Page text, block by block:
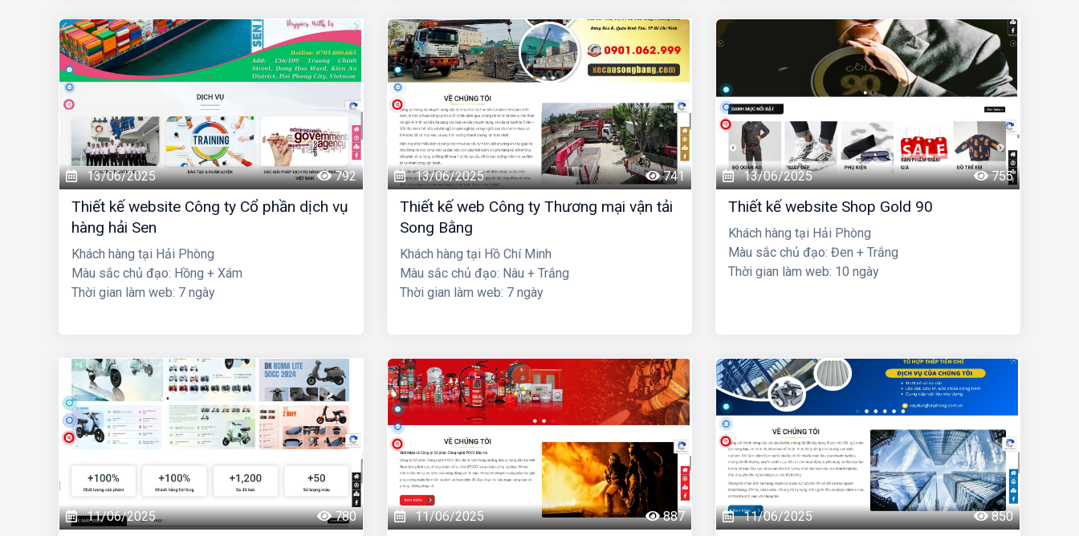
13/06/2025 792
Thiết kế website Công ty Cổ phần dịch vụ
hàng hải Sen
Khách hàng tại Hải Phòng
Màu sắc chủ đạo: Hồng + Xám
Thời gian làm web: 7 ngày
13/06/2025 741
Thiết kế web Công ty Thương mại vận tải
Song Bằng
Khách hàng tại Hồ Chí Minh
Màu sắc chủ đạo: Nâu + Trắng
Thời gian làm web: 7 ngày
13/06/2025 755
Thiết kế website Shop Gold 90
Khách hàng tại Hải Phòng
Màu sắc chủ đạo: Đen + Trắng
Thời gian làm web: 10 ngày
11/06/2025 780 11/06/2025 887 11/06/2025 850